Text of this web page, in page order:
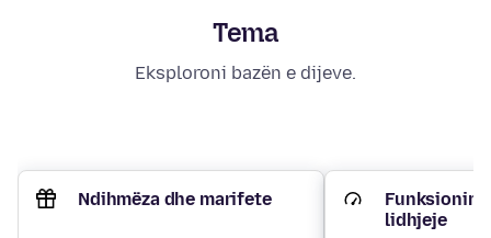
Tema
Eksploroni bazën e dijeve.
Ndihmëza dhe marifete
Funksionim
lidhjeje